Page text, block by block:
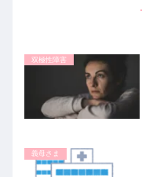
双極性障害
義母さま